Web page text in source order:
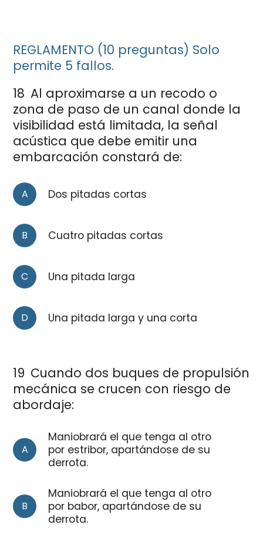
REGLAMENTO (10 preguntas) Solo
permite 5 fallos.
18 Al aproximarse a un recodo o
zona de paso de un canal donde la
visibilidad está limitada, la señal
acústica que debe emitir una
embarcación constará de:
A Dos pitadas cortas
B Cuatro pitadas cortas
C Una pitada larga
D Una pitada larga y una corta
19 Cuando dos buques de propulsión
mecánica se crucen con riesgo de
abordaje:
A
Maniobrará el que tenga al otro
por estribor, apartándose de su
derrota.
B
Maniobrará el que tenga al otro
por babor, apartándose de su
derrota.